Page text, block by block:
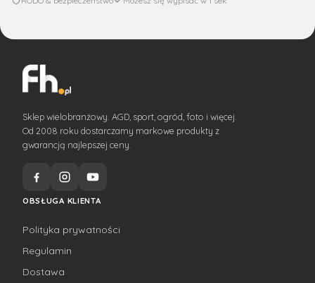
Sklep wielobranżowy. AGD, sport, ogród, foto i więcej.
Od 2008 roku dostarczamy markowe produkty z
gwarancją najlepszej ceny.
OBSŁUGA KLIENTA
Polityka prywatności
Regulamin
Dostawa